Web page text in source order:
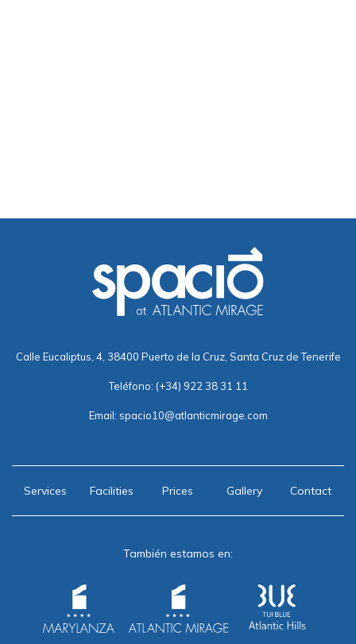
Calle Eucaliptus, 4, 38400 Puerto de la Cruz, Santa Cruz de Tenerife
Teléfono: (+34) 922 38 31 11
Email: spacio10@atlanticmirage.com
Services Facilities Prices Gallery Contact
También estamos en: